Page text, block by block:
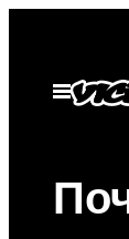
contentOpen
Menu